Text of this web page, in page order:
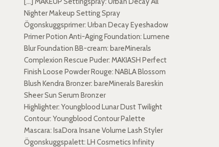
Nighter Makeup Setting Spray
Ögonskuggsprimer: Urban Decay Eyeshadow
Primer Potion Anti-Aging Foundation: Lumene
Blur Foundation BB-cream: bareMinerals
Complexion Rescue Puder: MAKIASH Perfect
Finish Loose Powder Rouge: NABLA Blossom
Blush Kendra Bronzer: bareMinerals Bareskin
Sheer Sun Serum Bronzer
Highlighter: Youngblood Lunar Dust Twilight
Contour: Youngblood Contour Palette
Mascara: IsaDora Insane Volume Lash Styler
Ögonskuggspalett: LH Cosmetics Infinity